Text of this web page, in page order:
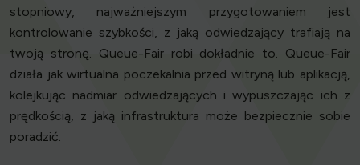
stopniowy, najważniejszym przygotowaniem jest
kontrolowanie szybkości, z jaką odwiedzający trafiają na
twoją stronę. Queue-Fair robi dokładnie to. Queue-Fair
działa jak wirtualna poczekalnia przed witryną lub aplikacją,
kolejkując nadmiar odwiedzających i wypuszczając ich z
prędkością, z jaką infrastruktura może bezpiecznie sobie
poradzić.